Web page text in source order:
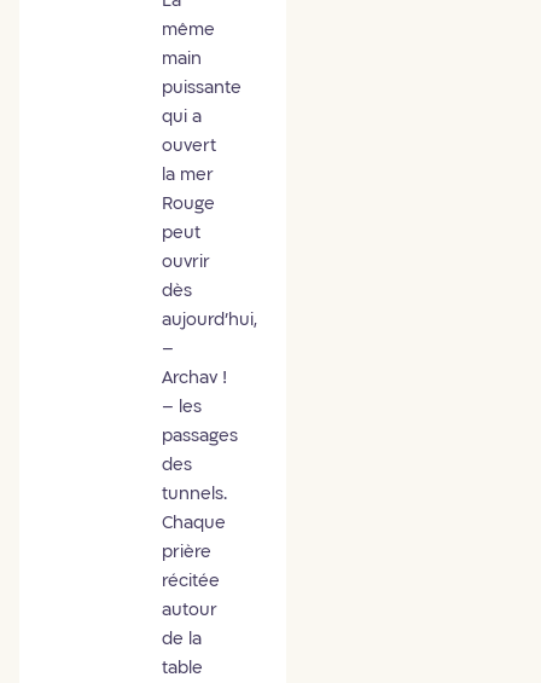
même
main
puissante
qui a
ouvert
la mer
Rouge
peut
ouvrir
dès
aujourd’hui,
Archav !
– les
passages
des
tunnels.
Chaque
prière
récitée
autour
de la
table